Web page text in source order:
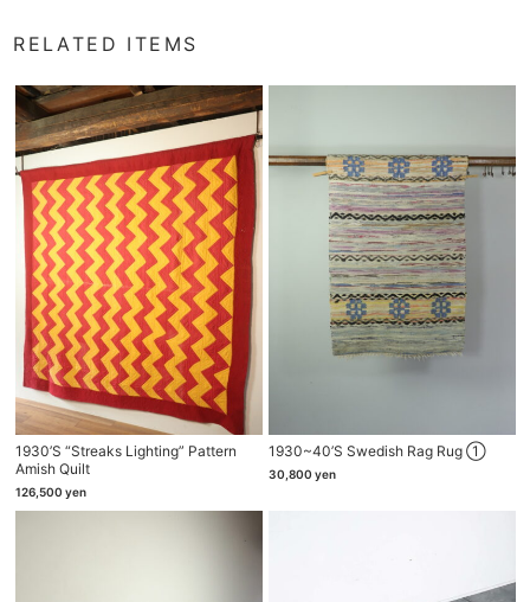
RELATED ITEMS
1930’s “Streaks Lighting” Pattern
Amish Quilt
126,500 yen
1930~40’s Swedish Rag Rug ①
30,800 yen